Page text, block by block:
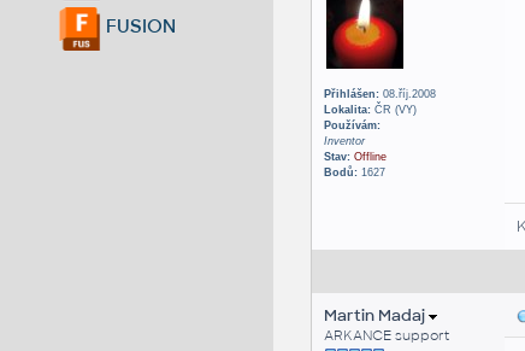
FUSION
Přihlášen:08.říj.2008
Lokalita:ČR (VY)
Používám:
Inventor
Stav: Offline
Bodů:1627
Martin Madaj
ARKANCE support